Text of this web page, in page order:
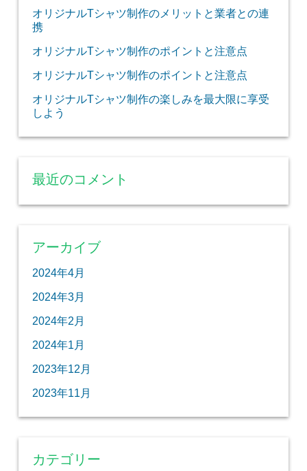
オリジナルTシャツ制作のメリットと業者との連
携
オリジナルTシャツ制作のポイントと注意点
オリジナルTシャツ制作のポイントと注意点
オリジナルTシャツ制作の楽しみを最大限に享受
しよう
最近のコメント
アーカイブ
2024年4月
2024年3月
2024年2月
2024年1月
2023年12月
2023年11月
カテゴリー